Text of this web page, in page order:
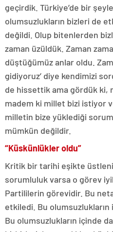
geçirdik. Türkiye’de bir
olumsuzlukların bizleri de
değildi. Olup bitenlerden
zaman üzüldük. Zaman
düştüğümüz anlar oldu.
gidiyoruz’ diye kendimizi
de hissettik ama gördük ki,
madem ki millet bizi istiyor
milletin bize yüklediği
mümkün değildir.
“Küskünlükler oldu”
Kritik bir tarihi eşikte
sorumluluk varsa o görev
Partililerin görevidir. Bu
etkiledi. Bu olumsuzlukların
Bu olumsuzlukların içinde